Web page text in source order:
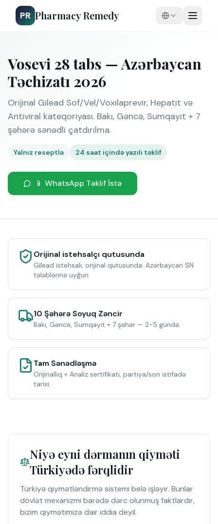
PR Pharmacy Remedy
Vosevi 28 tabs — Azərbaycan
Təchizatı 2026
Orijinal Gilead Sof/Vel/Voxilaprevir, Hepatit və
Antiviral kateqoriyası. Bakı, Gəncə, Sumqayıt + 7
şəhərə sənədli çatdırılma.
Yalnız reseptlə 24 saat içində yazılı təklif
📱 WhatsApp Təklif İstə
Orijinal istehsalçı qutusunda
Gilead istehsalı, orijinal qutusunda. Azərbaycan SN
tələblərinə uyğun.
10 Şəhərə Soyuq Zəncir
Bakı, Gəncə, Sumqayıt + 7 şəhər — 2-5 gündə.
Tam Sənədləşmə
Orijinallıq + Analiz sertifikatı, partiya/son istifadə
tarixi.
Niyə eyni dərmanın qiyməti
Türkiyədə fərqlidir
Türkiyə qiymətləndirmə sistemi belə işləyir. Bunlar
dövlət mexanizmi barədə dərc olunmuş faktlardır,
bizim qiymətimizə dair iddia deyil.